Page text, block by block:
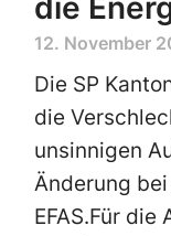
die
12. November
Die SP
die
unsinnigen
Änderung
EFAS.Für